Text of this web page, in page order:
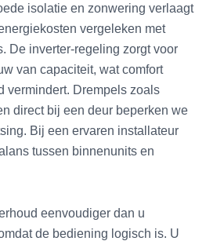
isolatie en zonwering verlaagt
vergeleken met
De inverter-regeling zorgt voor
van capaciteit, wat comfort
vermindert. Drempels zoals
direct bij een deur beperken we
Bij een ervaren installateur
tussen binnenunits en
eenvoudiger dan u
de bediening logisch is. U